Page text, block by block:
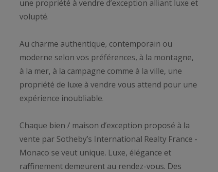
une propriété à vendre d’exception alliant luxe et
volupté.
Au charme authentique, contemporain ou
moderne selon vos préférences, à la montagne,
à la mer, à la campagne comme à la ville, une
propriété de luxe à vendre vous attend pour une
expérience inoubliable.
Chaque bien / maison d’exception proposé à la
vente par Sotheby’s International Realty France -
Monaco se veut unique. Luxe, élégance et
raffinement demeurent au rendez-vous. Des